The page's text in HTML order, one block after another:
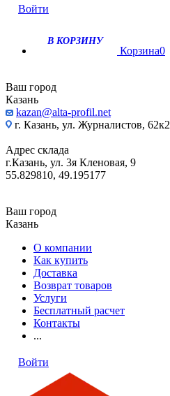
Войти
В КОРЗИНУ
Корзина0
Ваш город
Казань
kazan@alta-profil.net
г. Казань, ул. Журналистов, 62к2
Адрес склада
г.Казань, ул. 3я Кленовая, 9
55.829810, 49.195177
Ваш город
Казань
О компании
Как купить
Доставка
Возврат товаров
Услуги
Бесплатный расчет
Контакты
...
Войти